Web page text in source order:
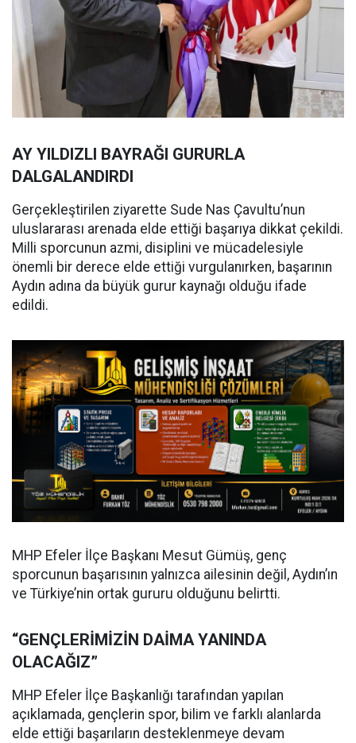
AY YILDIZLI BAYRAĞI GURURLA
DALGALANDIRDI
Gerçekleştirilen ziyarette Sude Nas Çavultu’nun
uluslararası arenada elde ettiği başarıya dikkat çekildi.
Milli sporcunun azmi, disiplini ve mücadelesiyle
önemli bir derece elde ettiği vurgulanırken, başarının
Aydın adına da büyük gurur kaynağı olduğu ifade
edildi.
MHP Efeler İlçe Başkanı Mesut Gümüş, genç
sporcunun başarısının yalnızca ailesinin değil, Aydın’ın
ve Türkiye’nin ortak gururu olduğunu belirtti.
“GENÇLERİMİZİN DAİMA YANINDA
OLACAĞIZ”
MHP Efeler İlçe Başkanlığı tarafından yapılan
açıklamada, gençlerin spor, bilim ve farklı alanlarda
elde ettiği başarıların desteklenmeye devam